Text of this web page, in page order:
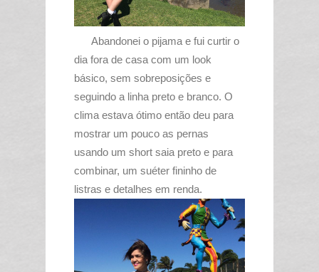
Abandonei o pijama e fui curtir o
dia fora de casa com um look
básico, sem sobreposições e
seguindo a linha preto e branco. O
clima estava ótimo então deu para
mostrar um pouco as pernas
usando um short saia preto e para
combinar, um suéter fininho de
listras e detalhes em renda.